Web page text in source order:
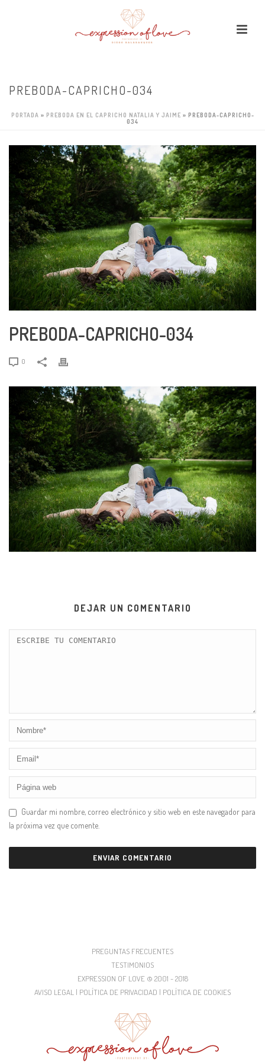
PREBODA-CAPRICHO-034
PORTADA » PREBODA EN EL CAPRICHO NATALIA Y JAIME » PREBODA-CAPRICHO-
034
PREBODA-CAPRICHO-034
0
DEJAR UN COMENTARIO
Guardar mi nombre, correo electrónico y sitio web en este navegador para
la próxima vez que comente.
PREGUNTAS FRECUENTES
TESTIMONIOS
EXPRESSION OF LOVE © 2001 - 2018
AVISO LEGAL | POLÍTICA DE PRIVACIDAD | POLÍTICA DE COOKIES